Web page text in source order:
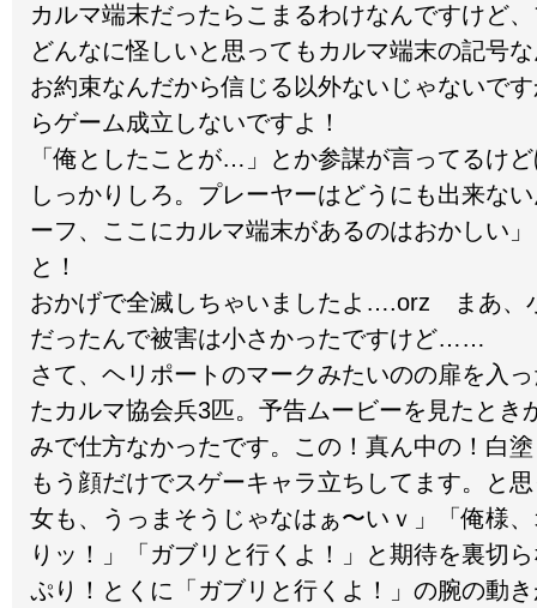
カルマ端末だったらこまるわけなんですけど
どんなに怪しいと思ってもカルマ端末の記号
お約束なんだから信じる以外ないじゃないで
らゲーム成立しないですよ！
「俺としたことが…」とか参謀が言ってるけ
しっかりしろ。プレーヤーはどうにも出来な
ーフ、ここにカルマ端末があるのはおかしい
と！
おかげで全滅しちゃいましたよ….orz まあ、
だったんで被害は小さかったですけど……
さて、ヘリポートのマークみたいのの扉を入
たカルマ協会兵3匹。予告ムービーを見たとき
みで仕方なかったです。この！真ん中の！白
もう顔だけでスゲーキャラ立ちしてます。と
女も、うっまそうじゃなはぁ〜いｖ」「俺様
りッ！」「ガブリと行くよ！」と期待を裏切
ぷり！とくに「ガブリと行くよ！」の腕の動